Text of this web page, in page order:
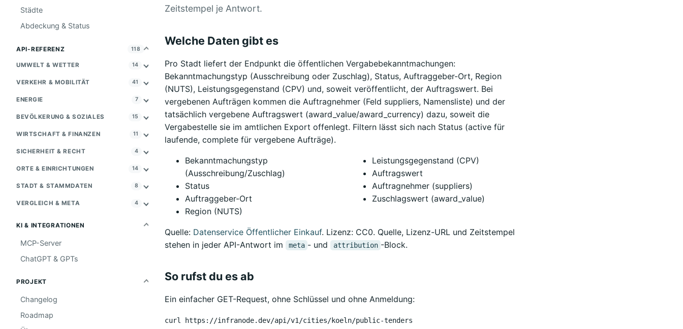
Städte
Abdeckung & Status
API-REFERENZ 118
UMWELT & WETTER 14
VERKEHR & MOBILITÄT 41
ENERGIE 7
BEVÖLKERUNG & SOZIALES 15
WIRTSCHAFT & FINANZEN 11
SICHERHEIT & RECHT 4
ORTE & EINRICHTUNGEN 14
STADT & STAMMDATEN 8
VERGLEICH & META 4
KI & INTEGRATIONEN
MCP-Server
ChatGPT & GPTs
PROJEKT
Changelog
Roadmap
Zeitstempel je Antwort.
Welche Daten gibt es
Pro Stadt liefert der Endpunkt die öffentlichen Vergabebekanntmachungen:
Bekanntmachungstyp (Ausschreibung oder Zuschlag), Status, Auftraggeber-Ort, Region
(NUTS), Leistungsgegenstand (CPV) und, soweit veröffentlicht, der Auftragswert. Bei
vergebenen Aufträgen kommen die Auftragnehmer (Feld suppliers, Namensliste) und der
tatsächlich vergebene Auftragswert (award_value/award_currency) dazu, soweit die
Vergabestelle sie im amtlichen Export offenlegt. Filtern lässt sich nach Status (active für
laufende, complete für vergebene Aufträge).
Bekanntmachungstyp
(Ausschreibung/Zuschlag)
Status
Auftraggeber-Ort
Region (NUTS)
Leistungsgegenstand (CPV)
Auftragswert
Auftragnehmer (suppliers)
Zuschlagswert (award_value)
Quelle: Datenservice Öffentlicher Einkauf. Lizenz: CC0. Quelle, Lizenz-URL und Zeitstempel
stehen in jeder API-Antwort im
meta - und attribution -Block.
So rufst du es ab
Ein einfacher GET-Request, ohne Schlüssel und ohne Anmeldung:
curl https://infranode.dev/api/v1/cities/koeln/public-tenders